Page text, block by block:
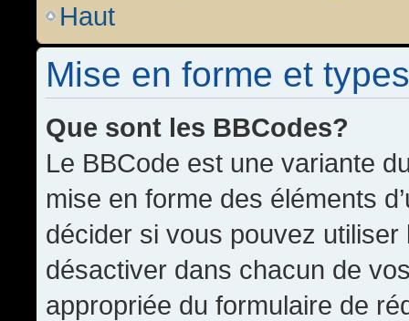
Haut
Mise en forme et
Que sont les BBCodes?
Le BBCode est une variante
mise en forme des éléments
décider si vous pouvez
désactiver dans chacun de
appropriée du formulaire de